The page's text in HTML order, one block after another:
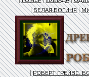
|БЕЛАЯ БОГИНЯ|
|РОБЕРТ ГРЕЙВС.